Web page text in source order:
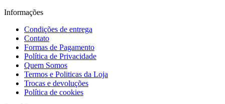
Informações
Condições de entrega
Contato
Formas de Pagamento
Política de Privacidade
Quem Somos
Termos e Politicas da Loja
Trocas e devoluções
Política de cookies